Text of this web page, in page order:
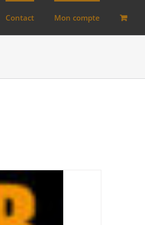
Contact Mon compte
(0)
(0)